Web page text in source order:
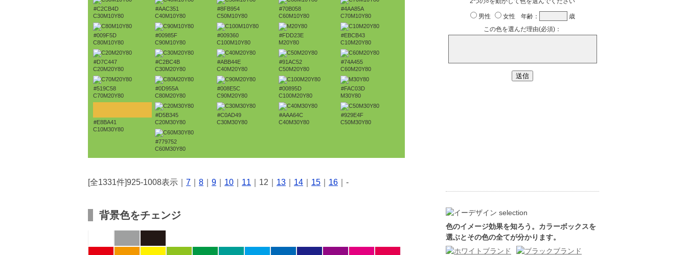
#C2CB4D
C30M10Y80
#AAC351
C40M10Y80
#8FB954
C50M10Y80
#70B058
C60M10Y80
#4AA85A
C70M10Y80
#009F5D
C80M10Y80
#00985F
C90M10Y80
#009360
C100M10Y80
#FDD23E
M20Y80
#EBCB43
C10M20Y80
#D7C447
C20M20Y80
#C2BC4B
C30M20Y80
#ABB44E
C40M20Y80
#91AC52
C50M20Y80
#74A455
C60M20Y80
#519C58
C70M20Y80
#0D955A
C80M20Y80
#008E5C
C90M20Y80
#00895D
C100M20Y80
#FAC03D
M30Y80
#E8BA41
C10M30Y80
#D5B345
C20M30Y80
#C0AD49
C30M30Y80
#AAA64C
C40M30Y80
#929E4F
C50M30Y80
#779752
C60M30Y80
[全1331件]925-1008表示｜ 7 8 9 10 11 ｜12｜ 13 14 15 16 ｜-
背景色をチェンジ
色のイメージ効果を知ろう。カラーボックスを
選ぶとその色の全てが分かります。